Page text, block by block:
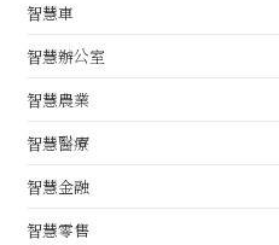
智慧車
智慧辦公室
智慧農業
智慧醫療
智慧金融
智慧零售